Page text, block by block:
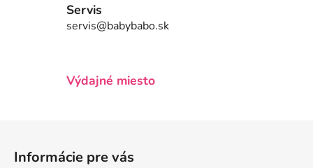
p
Servis
servis@babybabo.sk
Výdajné miesto
Informácie pre vás